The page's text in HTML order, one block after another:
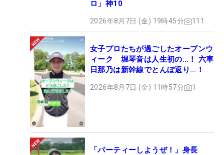
ロ」神10
2026年8月7日 (金) 19時45分 111
女子プロたちが過ごしたオープンウ
ィーク 堀琴音は人生初の…！ 六車
日那乃は新幹線でとんぼ返り…！
2026年8月7日 (金) 11時57分 1
「パーティーしようぜ！」身長